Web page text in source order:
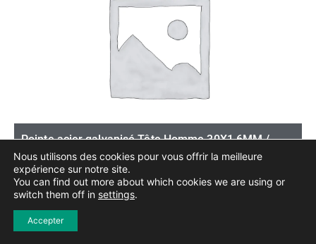
Pointe acier galvanisé Tête Homme 30X1.6MM /
100G
Longueur
30mm
Poids
Nous utilisons des cookies pour vous offrir la meilleure
expérience sur notre site.
You can find out more about which cookies we are using or
switch them off in settings.
Accepter